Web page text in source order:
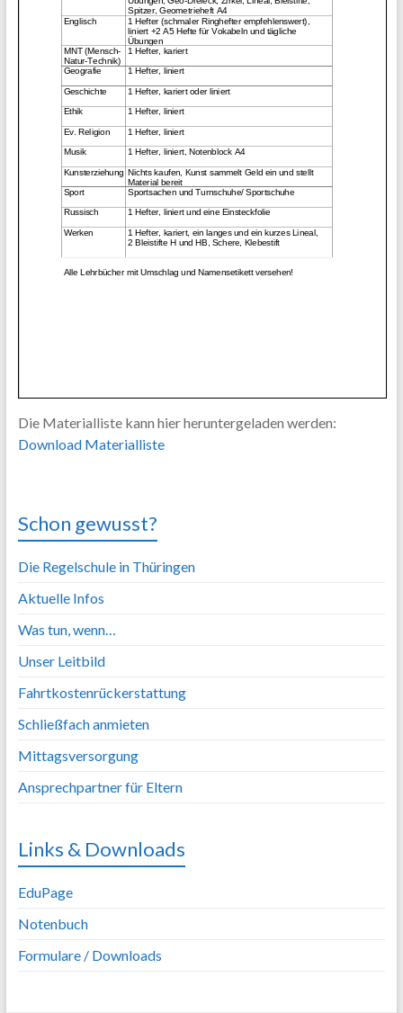
Die Materialliste kann hier heruntergeladen werden:
Download Materialliste
Schon gewusst?
Die Regelschule in Thüringen
Aktuelle Infos
Was tun, wenn…
Unser Leitbild
Fahrtkostenrückerstattung
Schließfach anmieten
Mittagsversorgung
Ansprechpartner für Eltern
Links & Downloads
EduPage
Notenbuch
Formulare / Downloads